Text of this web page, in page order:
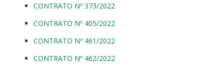
CONTRATO Nº 373/2022
CONTRATO Nº 405/2022
CONTRATO Nº 461/2022
CONTRATO Nº 462/2022